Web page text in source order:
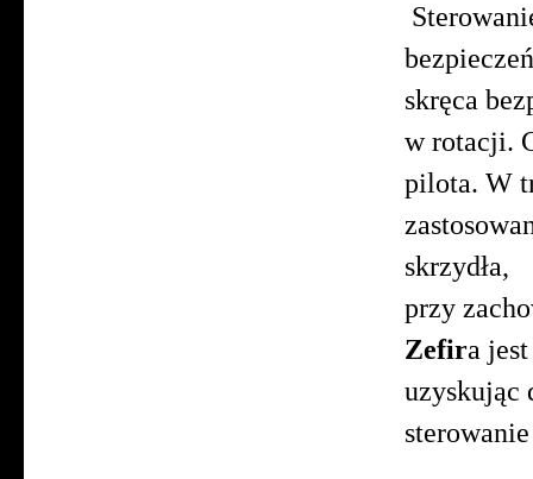
skręca
w rotacji.
pilota. W
skrzydła,
przy
Zefira
uzyskując